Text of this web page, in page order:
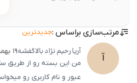
مرتب‌سازی براساس :جدیدترین
آ آریارحیم نژاد بالاگفشه۱۹ بهمن ۱۴۰۳
من این بسته رو از طریق
عبور و نام کاربری رو